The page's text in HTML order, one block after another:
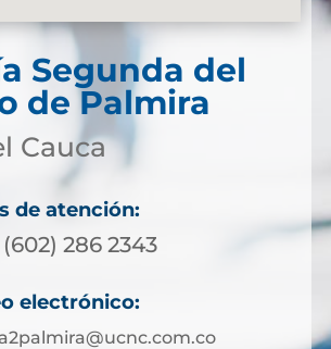
Segunda del
de Palmira
Cauca
de atención:
(602) 286 2343
electrónico: